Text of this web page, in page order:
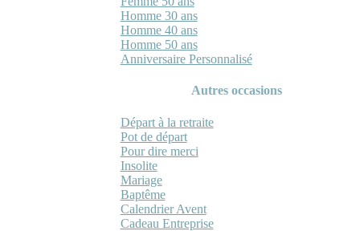
Homme 30 ans
Homme 40 ans
Homme 50 ans
Anniversaire Personnalisé
Autres occasions
Départ à la retraite
Pot de départ
Pour dire merci
Insolite
Mariage
Baptême
Calendrier Avent
Cadeau Entreprise